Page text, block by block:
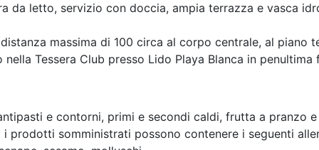
da letto, servizio con doccia, ampia terrazza e vasca
massima di 100 circa al corpo centrale, al piano
Tessera Club presso Lido Playa Blanca in penultima
e contorni, primi e secondi caldi, frutta a pranzo
prodotti somministrati possono contenere i seguenti